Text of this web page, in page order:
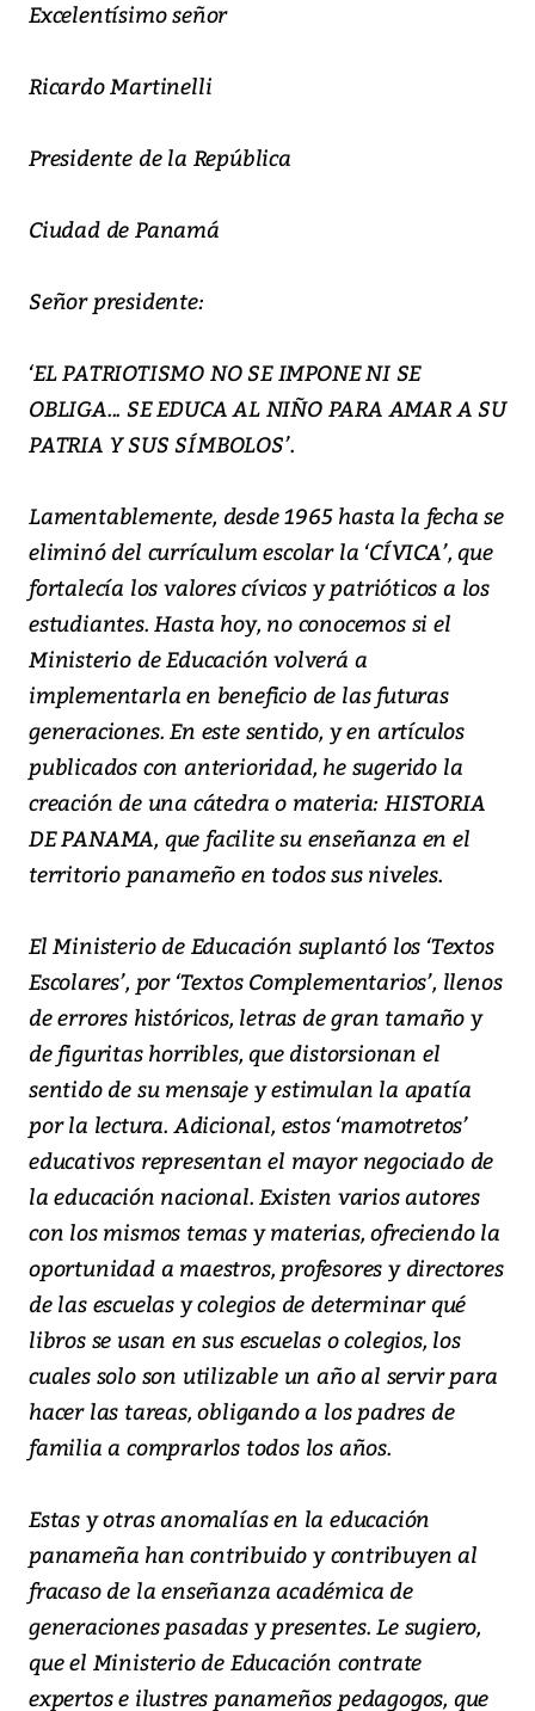
Excelentísimo señor
Ricardo Martinelli
Presidente de la República
Ciudad de Panamá
Señor presidente:
‘EL PATRIOTISMO NO SE IMPONE NI SE
OBLIGA... SE EDUCA AL NIÑO PARA AMAR A SU
PATRIA Y SUS SÍMBOLOS’.
Lamentablemente, desde 1965 hasta la fecha se
eliminó del currículum escolar la ‘CÍVICA’, que
fortalecía los valores cívicos y patrióticos a los
estudiantes. Hasta hoy, no conocemos si el
Ministerio de Educación volverá a
implementarla en beneficio de las futuras
generaciones. En este sentido, y en artículos
publicados con anterioridad, he sugerido la
creación de una cátedra o materia: HISTORIA
DE PANAMA, que facilite su enseñanza en el
territorio panameño en todos sus niveles.
El Ministerio de Educación suplantó los ‘Textos
Escolares’, por ‘Textos Complementarios’, llenos
de errores históricos, letras de gran tamaño y
de figuritas horribles, que distorsionan el
sentido de su mensaje y estimulan la apatía
por la lectura. Adicional, estos ‘mamotretos’
educativos representan el mayor negociado de
la educación nacional. Existen varios autores
con los mismos temas y materias, ofreciendo la
oportunidad a maestros, profesores y directores
de las escuelas y colegios de determinar qué
libros se usan en sus escuelas o colegios, los
cuales solo son utilizable un año al servir para
hacer las tareas, obligando a los padres de
familia a comprarlos todos los años.
Estas y otras anomalías en la educación
panameña han contribuido y contribuyen al
fracaso de la enseñanza académica de
generaciones pasadas y presentes. Le sugiero,
que el Ministerio de Educación contrate
expertos e ilustres panameños pedagogos, que